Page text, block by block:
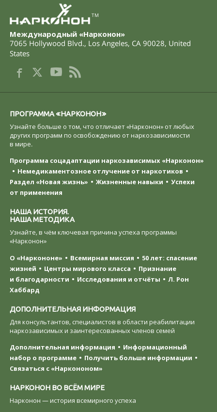
TM
Международный «Нарконон»
7065 Hollywood Blvd., Los Angeles, CA 90028, United
States
ПРОГРАММА «НАРКОНОН»
Узнайте больше о том, что отличает «Нарконон» от любых
других программ по освобождению от наркозависимости
в мире.
Программа соцадаптации наркозависимых «Нарконон»
Немедикаментозное отлучение от наркотиков
Раздел «Новая жизнь»
Жизненные навыки
Успехи
от применения
НАША ИСТОРИЯ.
НАША МЕТОДИКА
Узнайте, в чём ключевая причина успеха программы
«Нарконон»
О «Наркононе»
Всемирная миссия
50 лет: спасение
жизней
Центры мирового класса
Признание
и благодарности
Исследования и отчёты
Л. Рон
Хаббард
ДОПОЛНИТЕЛЬНАЯ ИНФОРМАЦИЯ
Для консультантов, специалистов в области реабилитации
наркозависимых и заинтересованных членов семей
Дополнительная информация
Информационный
набор о программе
Получить больше информации
Связаться с «Наркононом»
НАРКОНОН ВО ВСЁМ МИРЕ
Нарконон — история всемирного успеха